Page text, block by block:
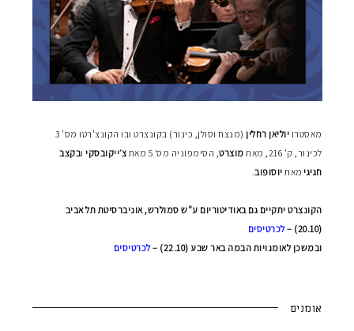
מאסטרו יוליאן רחלין
(מנצח וסולן, כינור) בקונצרט ובו הקונצ'רטו מס' 3
לכינור, ק' 216, מאת
מוצרט, הסימפוניה מס׳ 5 מאת צ׳ייקובסקי ובקצב
חגיגי מאת יוסופוב.
הקונצרט יתקיים גםבאודיטוריום ע"ש סמולרש, אוניברסיטת תל אביב
(20.10)
– לכרטיסים
ובמשכן לאומנויות הבמה באר שבע (22.10)
– לכרטיסים
אומנים